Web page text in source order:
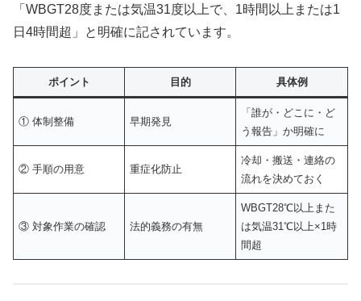
「WBGT28度または気温31度以上で、1時間以上または1
日4時間超」と明確に記されています。
ポイント 目的 具体例
① 体制整備 早期発見
「誰が・どこに・ど
う報告」か明確に
② 手順の用意 重症化防止
冷却・搬送・連絡の
流れを決めておく
③ 対象作業の確認 法的義務の有無
WBGT28℃以上また
は気温31℃以上×1時
間超